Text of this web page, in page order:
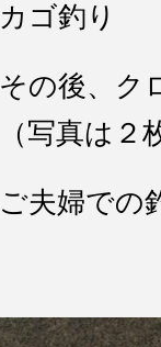
カゴ釣り
その後、
（写真は
ご夫婦で